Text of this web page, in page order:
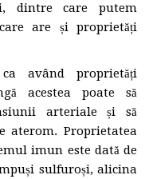
dintre care putem
are și proprietăți
având proprietăți
acestea poate să
arteriale și să
aterom. Proprietatea
imun este dată de
sulfuroși, alicina